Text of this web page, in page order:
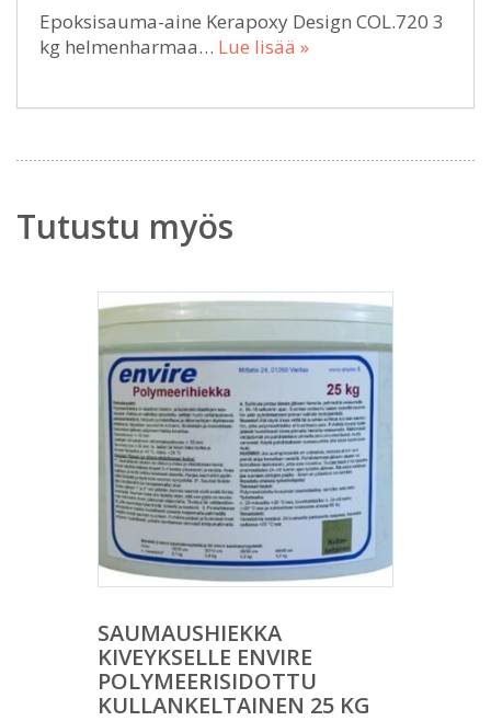
Epoksisauma-aine Kerapoxy Design COL.720 3
kg helmenharmaa… Lue lisää »
Tutustu myös
SAUMAUSHIEKKA
KIVEYKSELLE ENVIRE
POLYMEERISIDOTTU
KULLANKELTAINEN 25 KG